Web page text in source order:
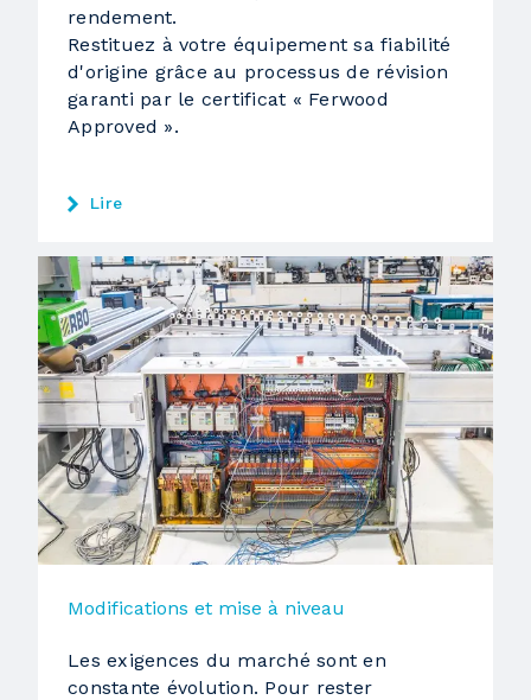
rendement.
Restituez à votre équipement sa fiabilité
d'origine grâce au processus de révision
garanti par le certificat « Ferwood
Approved ».
Lire
Modifications et mise à niveau
Les exigences du marché sont en
constante évolution. Pour rester